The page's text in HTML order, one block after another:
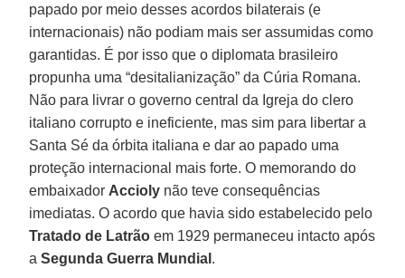
papado por meio desses acordos bilaterais (e
internacionais) não podiam mais ser assumidas como
garantidas. É por isso que o diplomata brasileiro
propunha uma “desitalianização” da Cúria Romana.
Não para livrar o governo central da Igreja do clero
italiano corrupto e ineficiente, mas sim para libertar a
Santa Sé da órbita italiana e dar ao papado uma
proteção internacional mais forte. O memorando do
embaixador Accioly não teve consequências
imediatas. O acordo que havia sido estabelecido pelo
Tratado de Latrão em 1929 permaneceu intacto após
aSegunda Guerra Mundial .